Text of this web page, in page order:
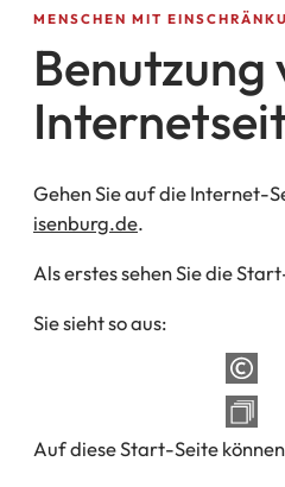
MENSCHEN MIT
Benutzung
Gehen Sie auf die Internet-
isenburg.de.
Als erstes sehen Sie die
Sie sieht so aus:
Auf diese Start-Seite